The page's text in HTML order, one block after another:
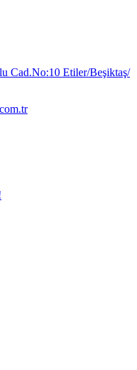
Cad.No:10 Etiler/Beşiktaş/